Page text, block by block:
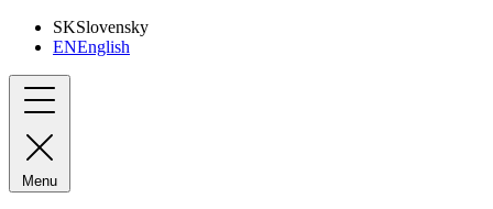
SKSlovensky
ENEnglish
Menu